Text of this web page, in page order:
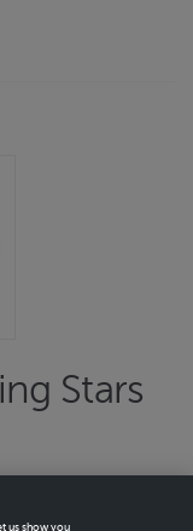
Stars
filosofi ja
ulottuvuuksia
sekä tilata ja
us show you